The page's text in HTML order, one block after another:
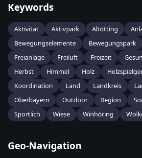
Keywords
Aktivität Aktivpark Altötting
Bewegungselemente
Bewegungspark
Freianlage
Freiluft Freizeit
Herbst
Himmel Holz
Koordination
Land Landkreis
Oberbayern
Outdoor Region
Sportlich
Wiese Winhöring
Geo-Navigation